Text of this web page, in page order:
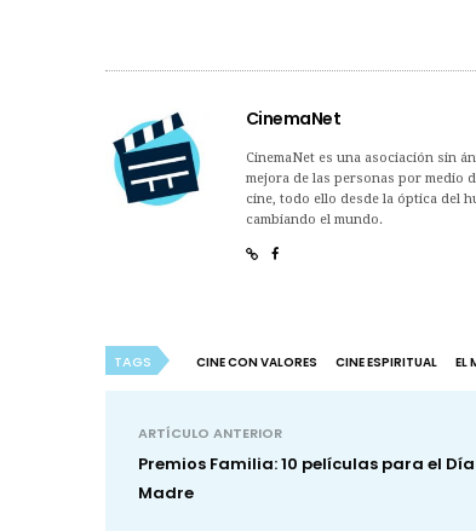
CinemaNet
CinemaNet es una asociación sin
mejora de las personas por medio
cine, todo ello desde la óptica del
cambiando el mundo.
TAGS CINE CON VALORES CINE ESPIRITUAL EL
ARTÍCULO ANTERIOR
Premios Familia: 10 películas para el
Madre